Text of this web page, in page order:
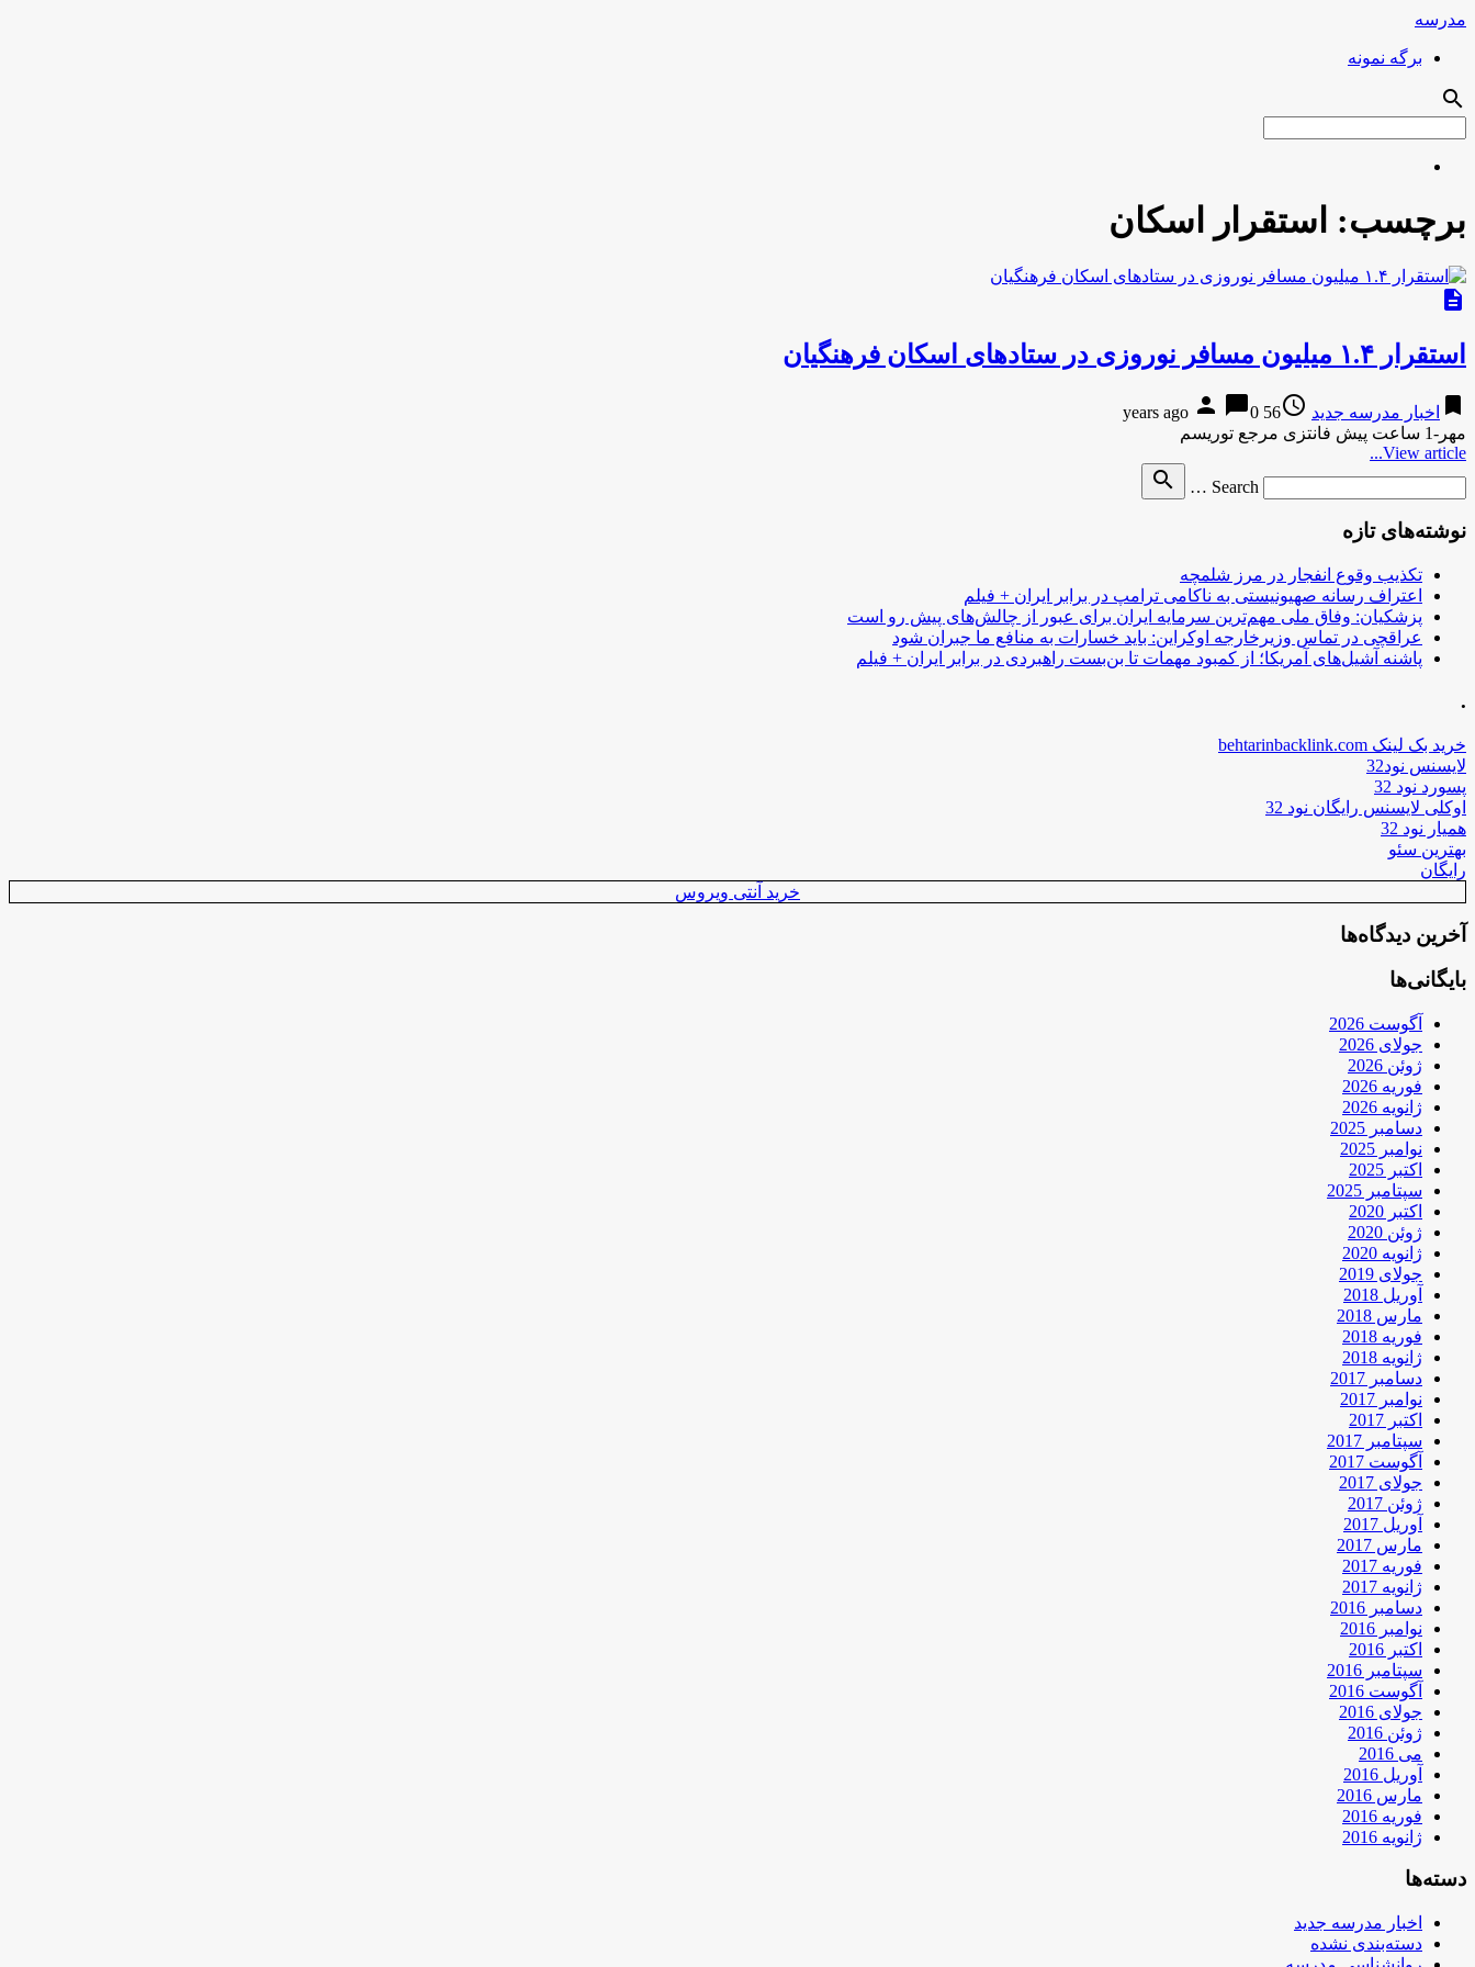
مدرسه
برگه نمونه
search
برچسب: استقرار اسکان
description
استقرار ۱.۴ میلیون مسافر نوروزی در ستادهای اسکان فرهنگیان
bookmark اخبار مدرسه جدید access_time
56 years ago
person chat_bubble0
مهر-1 ساعت پیش فانتزی مرجع توریسم
View article...
Search …
search
نوشته‌های تازه
تکذیب وقوع انفجار در مرز شلمچه
اعتراف رسانه صهیونیستی به ناکامی ترامپ در برابر ایران + فیلم
پزشکیان: وفاق ملی مهم‌ترین سرمایه ایران برای عبور از چالش‌های پیش رو است
عراقچی در تماس وزیرخارجه اوکراین: باید خسارات به منافع ما جبران شود
پاشنه آشیل‌های آمریکا؛ از کمبود مهمات تا بن‌بست راهبردی در برابر ایران + فیلم
.
خرید بک لینک behtarinbacklink.com
لایسنس نود32
پسورد نود 32
اوکلی لایسنس رایگان نود 32
همیار نود 32
بهترین سئو
رایگان
خرید آنتی ویروس
آخرین دیدگاه‌ها
بایگانی‌ها
آگوست 2026
جولای 2026
ژوئن 2026
فوریه 2026
ژانویه 2026
دسامبر 2025
نوامبر 2025
اکتبر 2025
سپتامبر 2025
اکتبر 2020
ژوئن 2020
ژانویه 2020
جولای 2019
آوریل 2018
مارس 2018
فوریه 2018
ژانویه 2018
دسامبر 2017
نوامبر 2017
اکتبر 2017
سپتامبر 2017
آگوست 2017
جولای 2017
ژوئن 2017
آوریل 2017
مارس 2017
فوریه 2017
ژانویه 2017
دسامبر 2016
نوامبر 2016
اکتبر 2016
سپتامبر 2016
آگوست 2016
جولای 2016
ژوئن 2016
می 2016
آوریل 2016
مارس 2016
فوریه 2016
ژانویه 2016
دسته‌ها
اخبار مدرسه جدید
دسته‌بندی نشده